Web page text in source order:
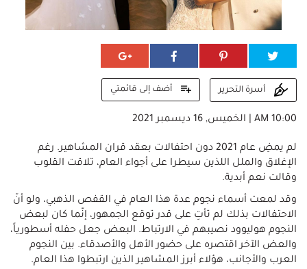
أسرة التحرير أضف إلى قائمتي
10:00 AM | الخميس, 16 ديسمبر 2021
لم يمضِ عام 2021 دون احتفالات بعقد قران المشاهير. رغم
الإغلاق والملل اللذين سيطرا على أجواء العام، تلاقت القلوب
وقالت نعم أبدية.
وقد لمعت أسماء نجوم عدة هذا العام في القفص الذهبي، ولو أنّ
الاحتفالات بذلك لم تأتِ على قدر توقع الجمهور، إنّما كان لبعض
النجوم هوليوود نصيبهم في الارتباط. البعض جعل حفله أسطورياً،
والعض الآخر اقتصره على حضور الأهل والأصدقاء. بين النجوم
العرب والأجانب، هؤلاء أبرز المشاهير الذين ارتبطوا هذا العام.